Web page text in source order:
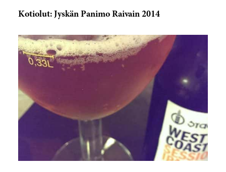
Kotiolut: Jyskän Panimo Raivain 2014